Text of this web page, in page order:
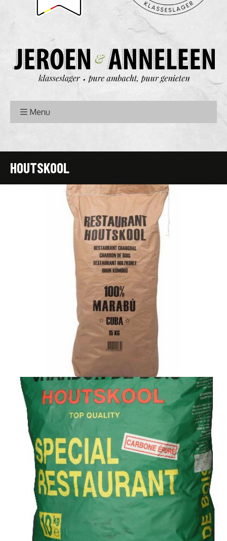
Menu
HOUTSKOOL